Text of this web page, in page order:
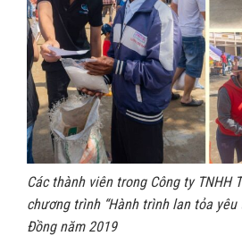
Các thành viên trong Công ty TNHH
chương trình “Hành trình lan tỏa
Đồng năm 2019